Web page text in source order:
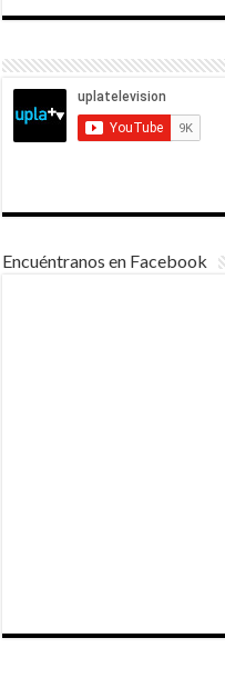
Encuéntranos en Facebook